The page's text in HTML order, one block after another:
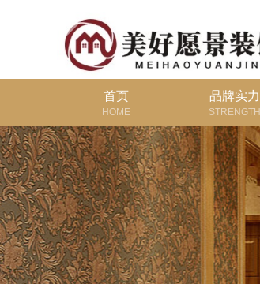
首页
HOME
品牌实力
STRENGTH